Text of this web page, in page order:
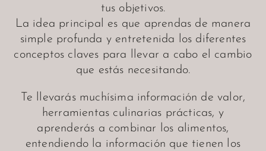
tus objetivos.
La idea principal es que aprendas de manera
simple profunda y entretenida los diferentes
conceptos claves para llevar a cabo el cambio
que estás necesitando.
Te llevarás muchísima información de valor,
herramientas culinarias prácticas, y
aprenderás a combinar los alimentos,
entendiendo la información que tienen los